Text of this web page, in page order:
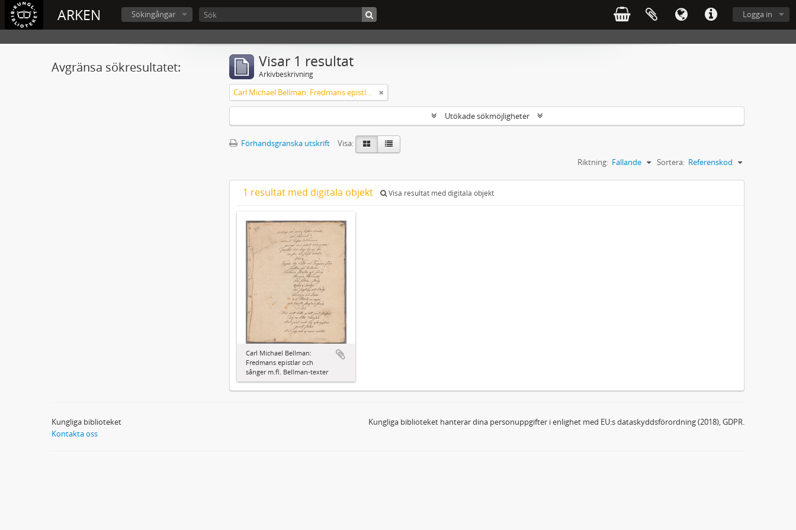
ARKEN Logga in
Sökingångar
Avgränsa sökresultatet: Visar 1 resultat
Arkivbeskrivning
Carl Michael Bellman: Fredmans epistlar och sånger m.fl. Bellman-texter
Utökade sökmöjligheter
Förhandsgranska utskrift
Visa:
Sortera: Referenskod
Riktning: Fallande
1 resultat med digitala objekt Visa resultat med digitala objekt
Carl Michael Bellman:
Fredmans epistlar och
sånger m.fl. Bellman-texter
Kungliga biblioteket
Kontakta oss
Kungliga biblioteket hanterar dina personuppgifter i enlighet med EU:s dataskyddsförordning (2018), GDPR.